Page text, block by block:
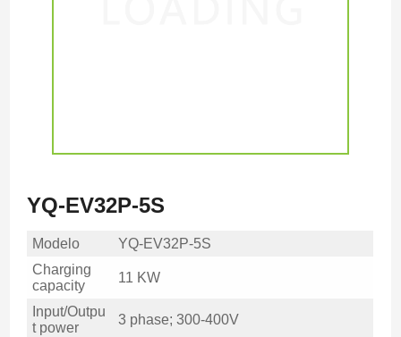
YQ-EV32P-5S
Modelo
YQ-EV32P-5S
Charging
capacity
11 KW
Input/Outpu
t power
3 phase; 300-400V